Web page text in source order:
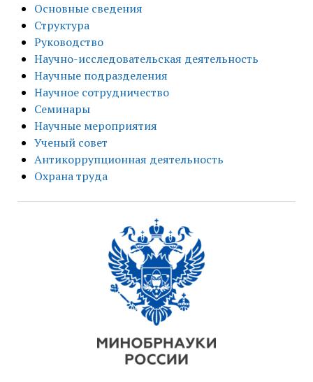
Основные сведения
Структура
Руководство
Научно-исследовательская деятельность
Научные подразделения
Научное сотрудничество
Семинары
Научные мероприятия
Ученый совет
Антикоррупционная деятельность
Охрана труда